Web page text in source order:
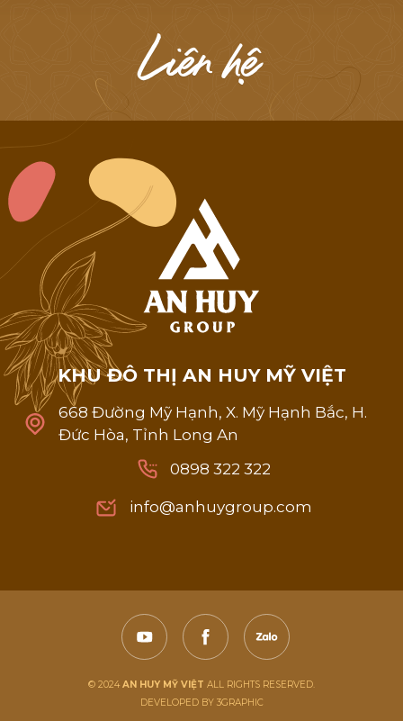
Liênhệ
KHU ĐÔ THỊ AN HUY MỸ VIỆT
668 Đường Mỹ Hạnh, X. Mỹ Hạnh Bắc, H.
Đức Hòa, Tỉnh Long An
0898 322 322
0898 322 322
info@anhuygroup.com
© 2024 AN HUY MỸ VIỆT ALL RIGHTS RESERVED.
DEVELOPED BY 3GRAPHIC